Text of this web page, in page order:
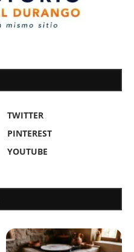
TWITTER
PINTEREST
YOUTUBE